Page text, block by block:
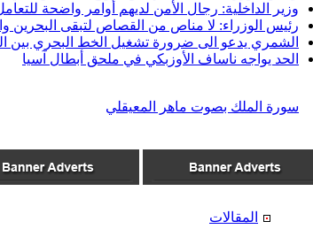
وزير الداخلية: رجال الأمن لديهم أوامر واضحة
رئيس الوزراء: لا مناص من القصاص لتبقى البحرين
الشمري يدعو الى ضرورة تشغيل الخط البحري بين
الحد يواجه ناساف الأوزبكي في ملحق أبطال آسيا
سورة الملك بصوت ماهر المعيقلي
المقالات